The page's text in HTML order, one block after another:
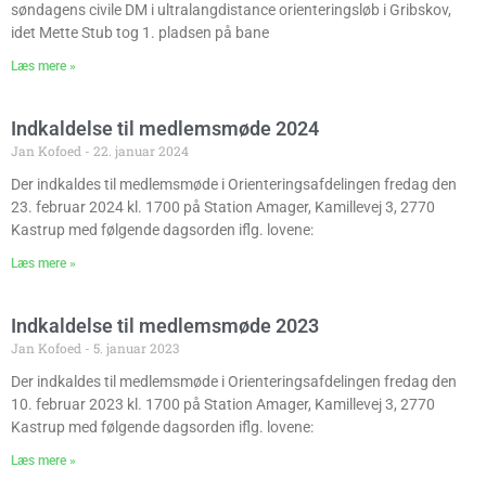
søndagens civile DM i ultralangdistance orienteringsløb i Gribskov,
idet Mette Stub tog 1. pladsen på bane
Læs mere »
Indkaldelse til medlemsmøde 2024
Jan Kofoed
22. januar 2024
Der indkaldes til medlemsmøde i Orienteringsafdelingen fredag den
23. februar 2024 kl. 1700 på Station Amager, Kamillevej 3, 2770
Kastrup med følgende dagsorden iflg. lovene:
Læs mere »
Indkaldelse til medlemsmøde 2023
Jan Kofoed
5. januar 2023
Der indkaldes til medlemsmøde i Orienteringsafdelingen fredag den
10. februar 2023 kl. 1700 på Station Amager, Kamillevej 3, 2770
Kastrup med følgende dagsorden iflg. lovene:
Læs mere »